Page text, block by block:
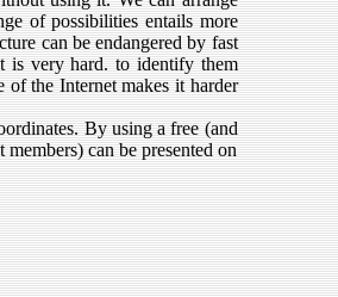
of possibilities entails more
can be endangered by fast
is very hard. to identify them
of the Internet makes it harder
By using a free (and
can be presented on